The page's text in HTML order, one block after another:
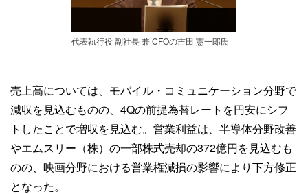
代表執行役 副社長 兼 CFOの吉田 憲一郎氏
売上高については、モバイル・コミュニケーション分野で
減収を見込むものの、4Qの前提為替レートを円安にシフ
トしたことで増収を見込む。営業利益は、半導体分野改善
やエムスリー（株）の一部株式売却の372億円を見込むも
のの、映画分野における営業権減損の影響により下方修正
となった。